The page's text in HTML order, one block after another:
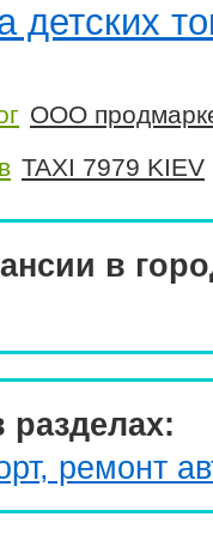
детских
ООО
TAXI 7979 KIEV
в
разделах:
ремонт